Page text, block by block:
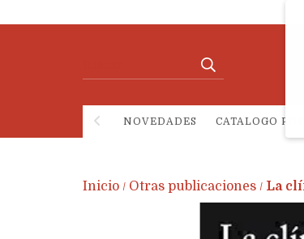
NOVEDADES CATALOGO
Inicio / Otras publicaciones / La